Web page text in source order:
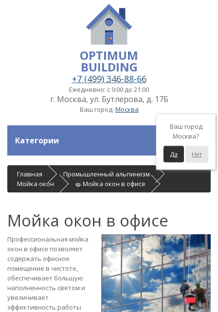
OPTIMUM
BUILDING
+7 (499) 346-88-66
Ежедневно: с 9:00 до 21:00
г. Москва, ул. Бутлерова, д. 17Б
Ваш город: Москва
Ваш город
Москва?
Да Нет
Категории
Главная
Промышленный альпинизм
Мойка окон
🧽 Мойка окон в офисе
Мойка окон в офисе
Профессиональная мойка
окон в офисе позволяет
содержать офисное
помещение в чистоте,
обеспечивает большую
наполненность светом и
увеличивает
эффективность работы